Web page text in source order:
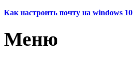
Как настроить почту на windows 10
Меню